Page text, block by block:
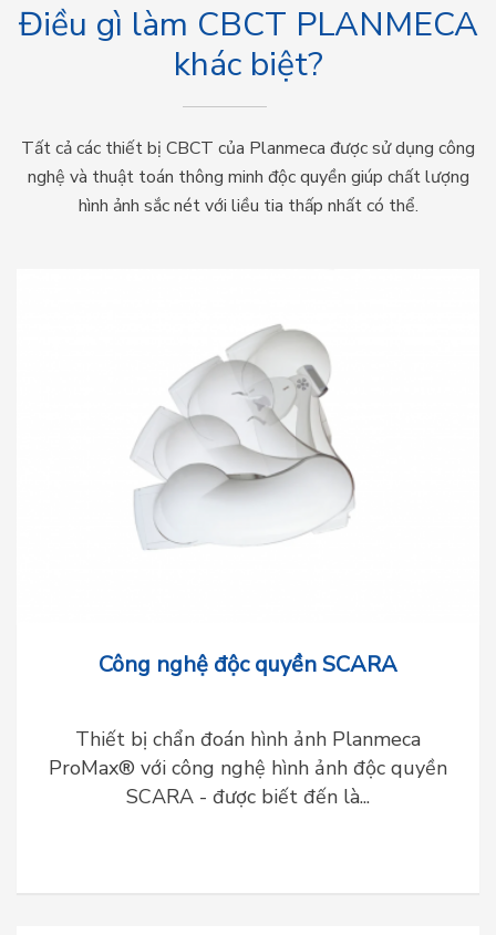
Điều gì làm CBCT PLANMECA
khác biệt?
Tất cả các thiết bị CBCT của Planmeca được sử dụng công
nghệ và thuật toán thông minh độc quyền giúp chất lượng
hình ảnh sắc nét với liều tia thấp nhất có thể.
Công nghệ độc quyền SCARA
Thiết bị chẩn đoán hình ảnh Planmeca
ProMax® với công nghệ hình ảnh độc quyền
SCARA - được biết đến là...